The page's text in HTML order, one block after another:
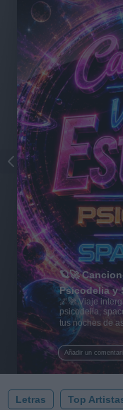
Añadir un
🪐🚀
Psicodelia y
🌌🚀 Viaje
psicodelia,
tus noches de
al firmamento y
esta colección
✨⭐
Letras Top